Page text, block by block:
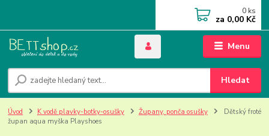
Menu
Hledat
0 ks
za 0,00 Kč
Úvod K vodě plavky-botky-osušky Župany, ponča osušky
Dětský froté
župan aqua myška Playshoes